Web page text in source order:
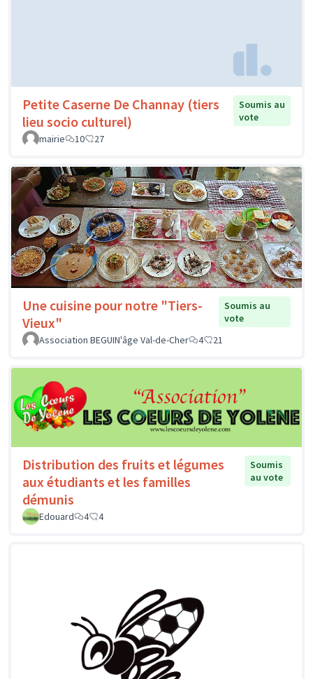
Petite Caserne De Channay (tiers
lieu socio culturel)
Soumis au
vote
mairie
10 27
Une cuisine pour notre "Tiers-
Vieux"
Soumis au
vote
Association BEGUIN'âge Val-de-Cher
4 21
Distribution des fruits et légumes
aux étudiants et les familles
démunis
Soumis
au vote
Edouard 4 4